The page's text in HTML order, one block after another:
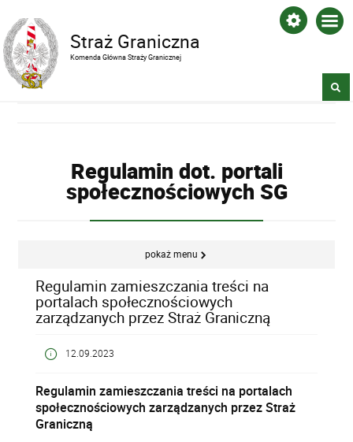
Straż Graniczna
Komenda Główna Straży Granicznej
Regulamin dot. portali
społecznościowych SG
pokaż menu
Regulamin zamieszczania treści na
portalach społecznościowych
zarządzanych przez Straż Graniczną
12.09.2023
Regulamin zamieszczania treści na portalach
społecznościowych zarządzanych przez Straż
Graniczną